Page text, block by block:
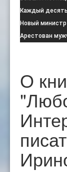
негативной
Каждый
намерен
Новый
свой первый
Арестован
О